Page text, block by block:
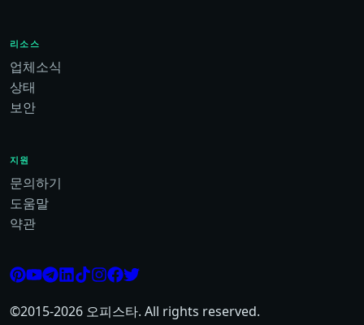
리소스
업체소식
상태
보안
지원
문의하기
도움말
약관
©2015-2026 오피스타. All rights reserved.